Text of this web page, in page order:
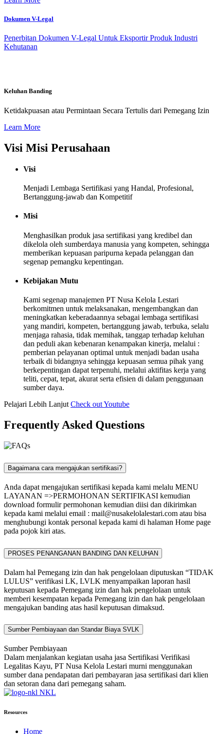
Dokumen V-Legal
Penerbitan Dokumen V-Legal Untuk Eksportir Produk Industri
Kehutanan
Keluhan Banding
Ketidakpuasan atau Permintaan Secara Tertulis dari Pemegang Izin
Learn More
Visi Misi Perusahaan
Visi
Menjadi Lembaga Sertifikasi yang Handal, Profesional,
Bertanggung-jawab dan Kompetitif
Misi
Menghasilkan produk jasa sertifikasi yang kredibel dan
dikelola oleh sumberdaya manusia yang kompeten, sehingga
memberikan kepuasan paripurna kepada pelanggan dan
segenap pemangku kepentingan.
Kebijakan Mutu
Kami segenap manajemen PT Nusa Kelola Lestari
berkomitmen untuk melaksanakan, mengembangkan dan
meningkatkan keberadaannya sebagai lembaga sertifikasi
yang mandiri, kompeten, bertanggung jawab, terbuka, selalu
menjaga rahasia, tidak memihak, tanggap terhadap keluhan
dan peduli akan kebenaran kenampakan kinerja, melalui :
pemberian pelayanan optimal untuk menjadi badan usaha
terbaik di bidangnya sehingga kepuasan semua pihak yang
berkepentingan dapat terpenuhi, melalui aktifitas kerja yang
teliti, cepat, tepat, akurat serta efisien di dalam penggunaan
sumber daya.
Pelajari Lebih Lanjut Check out Youtube
Frequently Asked Questions
Bagaimana cara mengajukan sertifikasi?
Anda dapat mengajukan sertifikasi kepada kami melalu MENU
LAYANAN =>PERMOHONAN SERTIFIKASI kemudian
download formulir permohonan kemudian diisi dan dikirimkan
kepada kami melalui email : mail@nusakelolalestari.com atau bisa
menghubungi kontak personal kepada kami di halaman Home page
pada pojok kiri atas.
PROSES PENANGANAN BANDING DAN KELUHAN
Dalam hal Pemegang izin dan hak pengelolaan diputuskan “TIDAK
LULUS” verifikasi LK, LVLK menyampaikan laporan hasil
keputusan kepada Pemegang izin dan hak pengelolaan untuk
memberi kesempatan kepada Pemegang izin dan hak pengelolaan
mengajukan banding atas hasil keputusan dimaksud.
Sumber Pembiayaan dan Standar Biaya SVLK
Sumber Pembiayaan
Dalam menjalankan kegiatan usaha jasa Sertifikasi Verifikasi
Legalitas Kayu, PT Nusa Kelola Lestari murni menggunakan
sumber dana pendapatan dari pembayaran jasa sertifikasi dari klien
dan setoran dana dari pemegang saham.
NKL
Resources
Home